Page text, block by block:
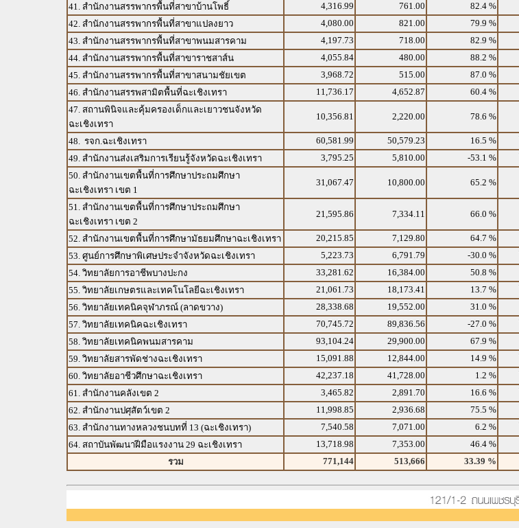
41. สำนักงานสรรพากรพื้นที่สาขาบ้านโพธิ์
4,316.99 761.00 82.4 %
42. สำนักงานสรรพากรพื้นที่สาขาแปลงยาว
4,080.00 821.00 79.9 %
43. สำนักงานสรรพากรพื้นที่สาขาพนมสารคาม
4,197.73 718.00 82.9 %
44. สำนักงานสรรพากรพื้นที่สาขาราชสาส์น
4,055.84 480.00 88.2 %
45. สำนักงานสรรพากรพื้นที่สาขาสนามชัยเขต
3,968.72 515.00 87.0 %
46. สำนักงานสรรพสามิตพื้นที่ฉะเชิงเทรา
11,736.17 4,652.87 60.4 %
47. สถานพินิจและคุ้มครองเด็กและเยาวชนจังหวัด
ฉะเชิงเทรา
10,356.81 2,220.00 78.6 %
48. รจก.ฉะเชิงเทรา 60,581.99 50,579.23 16.5 %
49. สำนักงานส่งเสริมการเรียนรู้จังหวัดฉะเชิงเทรา
3,795.25 5,810.00 -53.1 %
50. สำนักงานเขตพื้นที่การศึกษาประถมศึกษา
ฉะเชิงเทรา เขต 1
31,067.47 10,800.00 65.2 %
51. สำนักงานเขตพื้นที่การศึกษาประถมศึกษา
ฉะเชิงเทรา เขต 2
21,595.86 7,334.11 66.0 %
52. สำนักงานเขตพื้นที่การศึกษามัธยมศึกษาฉะเชิงเทรา 20,215.85 7,129.80 64.7 %
53. ศูนย์การศึกษาพิเศษประจำจังหวัดฉะเชิงเทรา
5,223.73 6,791.79 -30.0 %
54. วิทยาลัยการอาชีพบางปะกง
33,281.62 16,384.00 50.8 %
55. วิทยาลัยเกษตรและเทคโนโลยีฉะเชิงเทรา
21,061.73 18,173.41 13.7 %
56. วิทยาลัยเทคนิคจุฬาภรณ์ (ลาดขวาง)
28,338.68 19,552.00 31.0 %
57. วิทยาลัยเทคนิคฉะเชิงเทรา
70,745.72 89,836.56 -27.0 %
58. วิทยาลัยเทคนิคพนมสารคาม
93,104.24 29,900.00 67.9 %
59. วิทยาลัยสารพัดช่างฉะเชิงเทรา
15,091.88 12,844.00 14.9 %
60. วิทยาลัยอาชีวศึกษาฉะเชิงเทรา
42,237.18 41,728.00 1.2 %
61. สำนักงานคลังเขต 2
3,465.82 2,891.70 16.6 %
62. สำนักงานปศุสัตว์เขต 2
11,998.85 2,936.68 75.5 %
63. สำนักงานทางหลวงชนบทที่ 13 (ฉะเชิงเทรา)
7,540.58 7,071.00 6.2 %
64. สถาบันพัฒนาฝีมือแรงงาน 29 ฉะเชิงเทรา
13,718.98 7,353.00 46.4 %
รวม
771,144 513,666 33.39 %